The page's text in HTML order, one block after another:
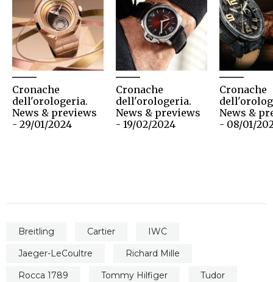
Cronache
dell'orologeria.
News & previews
- 29/01/2024
Cronache
dell'orologeria.
News & previews
- 19/02/2024
Cronache
News &
- 08/01/
Breitling Cartier
IWC
Jaeger-LeCoultre
Richard Mille
Rocca 1789
Tommy Hilfiger
Tudor